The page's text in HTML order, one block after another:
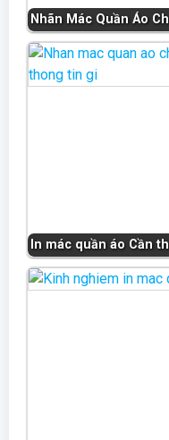
Nhãn Mác Quần Áo
In mác quần áo Cần